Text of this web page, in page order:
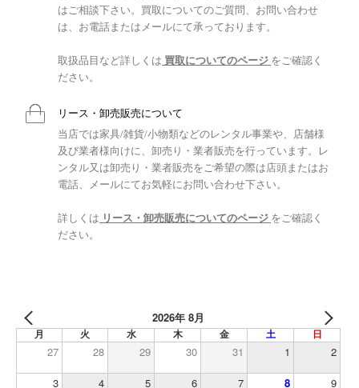
はご相談下さい。買取についてのご質問、お問い合わせ
は、お電話またはメールにて承っております。
取扱品目など詳しくは 買取についてのページ をご確認く
ださい。
リース・卸売販売について
当店では家具/雑貨/小物類などのレンタル事業や、店舗様
及び業者様向けに、卸売り・業者販売を行っています。レ
ンタル又は卸売り・業者販売をご希望の際は店頭またはお
電話、メールにてお気軽にお問い合わせ下さい。
詳しくは リース・卸売販売についてのページ をご確認く
ださい。
2026年 8月
月 火 水 木 金 土 日
27 28 29 30 31 1 2
3 4 5 6 7 8 9